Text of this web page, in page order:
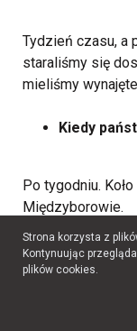
Tydzień czasu, a
staraliśmy się
mieliśmy
Kiedy
Po tygodniu.
Międzyborowie.
Cały czas
rodzina?
Strona korzysta z
Kontynuując
plików cookies.